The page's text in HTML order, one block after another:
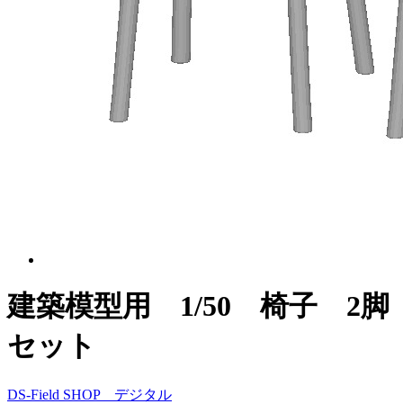
建築模型用 1/50 椅子 2脚
セット
DS-Field SHOP デジタル